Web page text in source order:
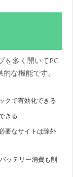
を多く開いてPC
な機能です。
クで有効化できる
きる
要なサイトは除外
ッテリー消費も削